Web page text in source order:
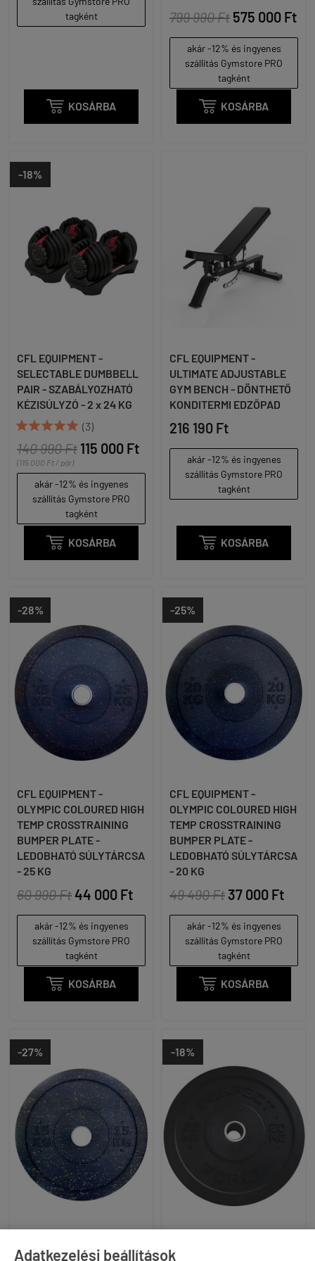
Adatkezelési beállítások
tagként
 KOSÁRBA
799 990 Ft 575 000 Ft
akár -12% és ingyenes
szállítás Gymstore PRO
tagként
 KOSÁRBA
-18%
CFL EQUIPMENT -
SELECTABLE DUMBBELL
PAIR - SZABÁLYOZHATÓ
KÉZISÚLYZÓ - 2 x 24 KG
 (3)
140 990 Ft 115 000 Ft
(115 000 Ft / pár)
akár -12% és ingyenes
szállítás Gymstore PRO
tagként
 KOSÁRBA
CFL EQUIPMENT -
ULTIMATE ADJUSTABLE
GYM BENCH - DÖNTHETŐ
KONDITERMI EDZŐPAD
216 190 Ft
akár -12% és ingyenes
szállítás Gymstore PRO
tagként
 KOSÁRBA
-28%
CFL EQUIPMENT -
OLYMPIC COLOURED HIGH
TEMP CROSSTRAINING
BUMPER PLATE -
LEDOBHATÓ SÚLYTÁRCSA
- 25 KG
60 990 Ft44 000 Ft
akár -12% és ingyenes
szállítás Gymstore PRO
tagként
 KOSÁRBA
-25%
CFL EQUIPMENT -
OLYMPIC COLOURED HIGH
TEMP CROSSTRAINING
BUMPER PLATE -
LEDOBHATÓ SÚLYTÁRCSA
- 20 KG
49 490 Ft 37 000 Ft
akár -12% és ingyenes
szállítás Gymstore PRO
tagként
 KOSÁRBA
-27%
OLYMPIC COLOURED HIGH
-18%
TEMP CROSSTRAINING